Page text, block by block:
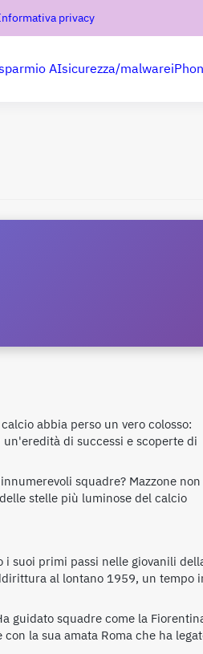
privacy
AIsicurezza/malware
abbia perso un vero colosso:
di successi e scoperte di
squadre? Mazzone non
stelle più luminose del calcio
i suoi primi passi nelle giovanili
al lontano 1959, un tempo
guidato squadre come la
la sua amata Roma che ha